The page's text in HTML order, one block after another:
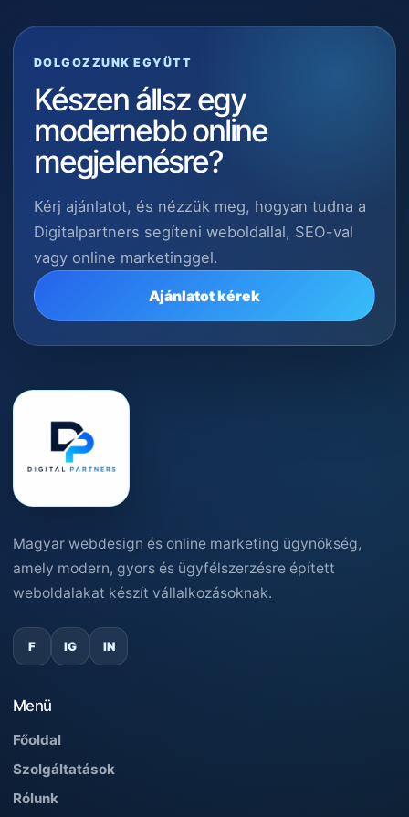
DOLGOZZUNK EGYÜTT
Készen állsz egy
modernebb online
megjelenésre?
Kérj ajánlatot, és nézzük meg, hogyan tudna a
Digitalpartners segíteni weboldallal, SEO-val
vagy online marketinggel.
Ajánlatot kérek
Magyar webdesign és online marketing ügynökség,
amely modern, gyors és ügyfélszerzésre épített
weboldalakat készít vállalkozásoknak.
F IG IN
Menü
Főoldal
Szolgáltatások
Rólunk